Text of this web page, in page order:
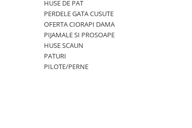
HUSE DE PAT
PERDELE GATA CUSUTE
OFERTA CIORAPI DAMA
PIJAMALE SI PROSOAPE
HUSE SCAUN
PATURI
PILOTE/PERNE